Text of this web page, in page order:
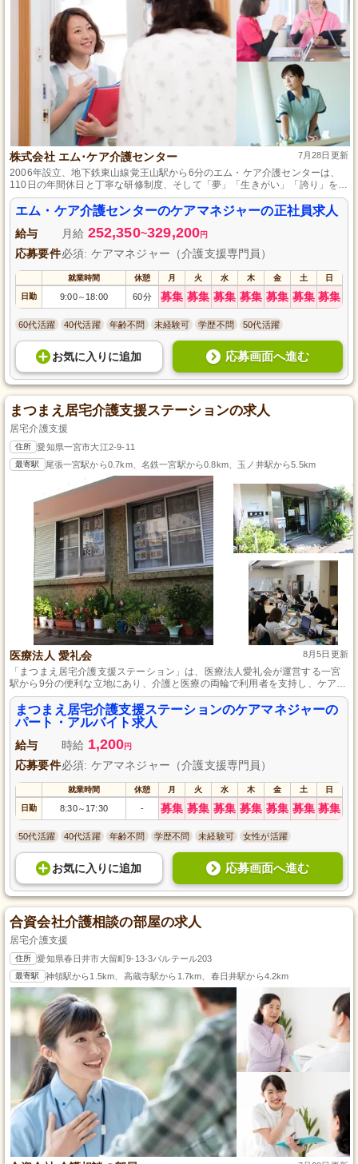
株式会社 エム･ケア介護センター 7月28日更新
2006年設立、地下鉄東山線覚王山駅から6分のエム・ケア介護センターは、
110日の年間休日と丁寧な研修制度、そして「夢」「生きがい」「誇り」を共
有するビジョンで、バランスの取れた働きやすい環境を提供しています。
エム・ケア介護センターのケアマネジャーの正社員求人
給与 月給 252,350~329,200円
応募要件必須: ケアマネジャー（介護支援専門員）
就業時間 休憩 月 火 水 木 金 土 日
日勤 9:00～ 18:00 60分 募集 募集 募集 募集 募集 募集 募集
60代活躍 40代活躍 年齢不問 未経験可 学歴不問 50代活躍
お気に入り に追加 応募画面へ進む
まつまえ居宅介護支援ステーションの求人
居宅介護支援
住所 愛知県一宮市大江2-9-11
最寄駅 尾張一宮駅から0.7km、名鉄一宮駅から0.8km、玉ノ井駅から5.5km
医療法人 愛礼会 8月5日更新
「まつまえ居宅介護支援ステーション」は、医療法人愛礼会が運営する一宮
駅から9分の便利な立地にあり、介護と医療の両輪で利用者を支持し、ケアマ
ネジャーが豊富に在籍し相互に切磋琢磨しながら利用者や家族のサポートに
励んでいます。
まつまえ居宅介護支援ステーションのケアマネジャーの
パート・アルバイト求人
給与 時給 1,200円
応募要件必須: ケアマネジャー（介護支援専門員）
就業時間 休憩 月 火 水 木 金 土 日
日勤 8:30～ 17:30 - 募集 募集 募集 募集 募集 募集 募集
50代活躍 40代活躍 年齢不問 学歴不問 未経験可 女性が活躍
お気に入り に追加 応募画面へ進む
合資会社介護相談の部屋の求人
居宅介護支援
住所 愛知県春日井市大留町9-13-3パルテール203
最寄駅 神領駅から1.5km、高蔵寺駅から1.7km、春日井駅から4.2km